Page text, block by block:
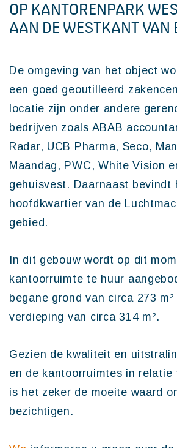
OP KANTORENPARK
AAN DE WESTKANT VAN
De omgeving van het object
een goed geoutilleerd
locatie zijn onder andere
bedrijven zoals ABAB
Radar, UCB Pharma, Seco,
Maandag, PWC, White Vision
gehuisvest. Daarnaast bevindt
hoofdkwartier van de
gebied.
In dit gebouw wordt op dit
kantoorruimte te huur
begane grond van circa 273
verdieping van circa 314 m².
Gezien de kwaliteit en
en de kantoorruimtes in relatie
is het zeker de moeite waard
bezichtigen.